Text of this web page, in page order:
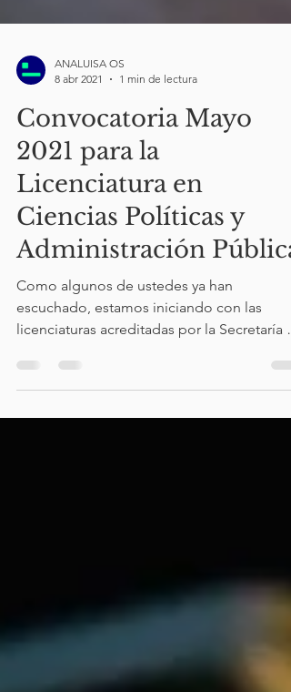
8 abr 2021
1 min de lectura
Convocatoria Mayo
2021 para la
Licenciatura en
Ciencias Políticas y
Administración Pública.
Como algunos de ustedes ya han
escuchado, estamos iniciando con las
licenciaturas acreditadas por la Secretaría